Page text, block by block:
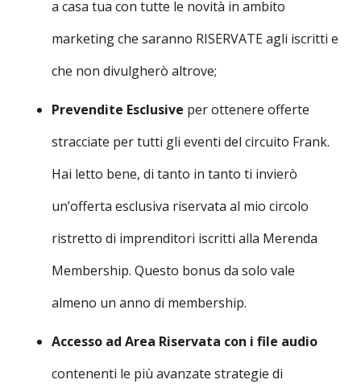
a casa tua con tutte le novità in ambito
marketing che saranno RISERVATE agli iscritti e
che non divulgherò altrove;
Prevendite Esclusive per ottenere offerte
stracciate per tutti gli eventi del circuito Frank.
Hai letto bene, di tanto in tanto ti invierò
un’offerta esclusiva riservata al mio circolo
ristretto di imprenditori iscritti alla Merenda
Membership. Questo bonus da solo vale
almeno un anno di membership.
Accesso ad Area Riservata con i file audio
contenenti le più avanzate strategie di